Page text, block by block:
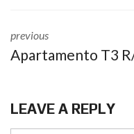
previous
Apartamento T3
LEAVE A REPLY